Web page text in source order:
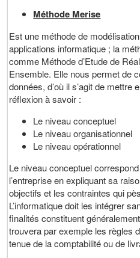
Méthode Merise
Est une méthode de
applications informatique ; la
comme Méthode d’Etude de
Ensemble. Elle nous permet de
données, d’où il s’agit de
réflexion à savoir :
Le niveau conceptuel
Le niveau organisationnel
Le niveau opérationnel
Le niveau conceptuel
l’entreprise en expliquant sa
objectifs et les contraintes qui
L’informatique doit les intégrer
finalités constituent
trouvera par exemple les règles
tenue de la comptabilité ou de